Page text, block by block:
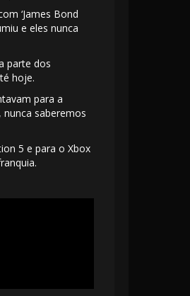
‘James Bond
e eles nunca
parte dos
hoje.
para a
saberemos
5 e para o Xbox